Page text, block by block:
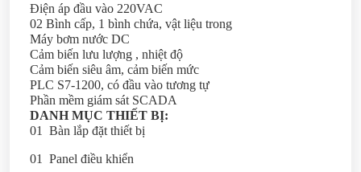
Điện áp đầu vào 220VAC
02 Bình cấp, 1 bình chứa, vật liệu trong
Máy bơm nước DC
Cảm biến lưu lượng , nhiệt độ
Cảm biến siêu âm, cảm biến mức
PLC S7-1200, có đầu vào tương tự
Phần mềm giám sát SCADA
DANH MỤC THIẾT BỊ:
01 Bàn lắp đặt thiết bị
01 Panel điều khiển